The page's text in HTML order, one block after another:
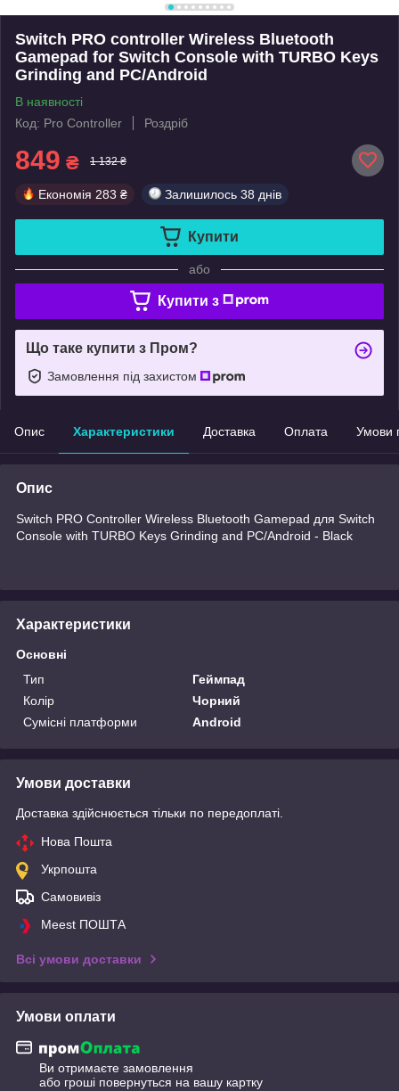
Switch PRO controller Wireless Bluetooth
Gamepad for Switch Console with TURBO Keys
Grinding and PC/Android
В наявності
Код: Pro Controller
Роздріб
849 ₴ 1 132 ₴
Економія 283 ₴ Залишилось 38 днів
Купити
або
Купити з
Що таке купити з Пром?
Замовлення під захистом
Опис Характеристики Доставка Оплата Умови
Опис
Switch PRO Controller Wireless Bluetooth Gamepad для Switch
Console with TURBO Keys Grinding and PC/Android - Black
Характеристики
Основні
Тип
Геймпад
Колір
Чорний
Сумісні платформи
Android
Умови доставки
Доставка здійснюється тільки по передоплаті.
Нова Пошта
Укрпошта
Самовивіз
Meest ПОШТА
Всі умови доставки
Умови оплати
Ви отримаєте замовлення
або гроші повернуться на вашу картку